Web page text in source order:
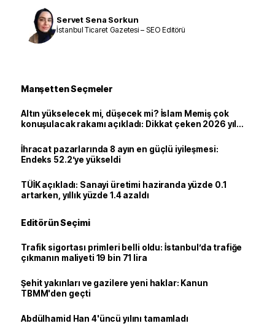
Servet Sena Sorkun
İstanbul Ticaret Gazetesi – SEO Editörü
Manşetten Seçmeler
Altın yükselecek mi, düşecek mi? İslam Memiş çok
konuşulacak rakamı açıkladı: Dikkat çeken 2026 yıl
İhracat pazarlarında 8 ayın en güçlü iyileşmesi:
Endeks 52.2’ye yükseldi
TÜİK açıkladı: Sanayi üretimi haziranda yüzde 0.1
artarken, yıllık yüzde 1.4 azaldı
Editörün Seçimi
Trafik sigortası primleri belli oldu: İstanbul’da trafiğe
çıkmanın maliyeti 19 bin 71 lira
Şehit yakınları ve gazilere yeni haklar: Kanun
TBMM'den geçti
Abdülhamid Han 4'üncü yılını tamamladı